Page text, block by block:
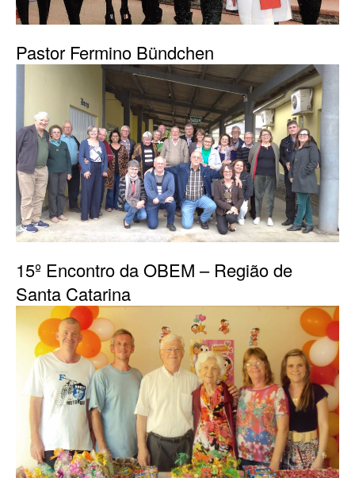
Pastor Fermino Bündchen
15º Encontro da OBEM – Região de
Santa Catarina